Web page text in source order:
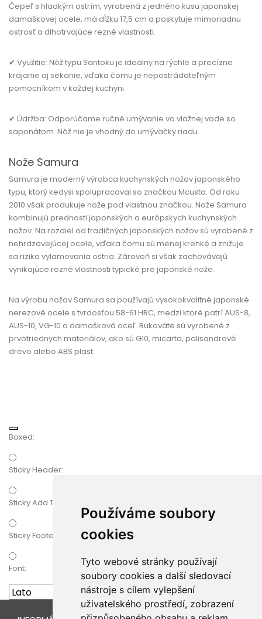
Používáme soubory
cookies
Tyto webové stránky používají
soubory cookies a další sledovací
nástroje s cílem vylepšení
uživatelského prostředí, zobrazení
Čepeľ s hladkým ostrím, vyrobená z jedného kusu japonskej
damaškovej ocele, má dĺžku 17,5 cm a poskytuje mimoriadnu
ostrosť a dlhotrvajúce rezné vlastnosti.
✔ Využitie: Nôž typu Santoku je ideálny na rýchle a precízne
krájanie aj sekanie, vďaka čomu je nepostrádateľným
pomocníkom v každej kuchyni.
✔ Údržba: Odporúčame ručné umývanie vo vlažnej vode so
saponátom. Nôž nie je vhodný do umývačky riadu.
Nože Samura
Samura je moderný výrobca kuchynských nožov japonského
typu, ktorý kedysi spolupracoval so značkou Mcusta. Od roku
2010 však produkuje nože pod vlastnou značkou. Nože Samura
kombinujú prednosti japonských a európskych kuchynských
nožov. Na rozdiel od tradičných japonských nožov sú vyrobené z
nehrdzavejúcej ocele, vďaka čomu sú menej krehké a znižuje
sa riziko vylamovania ostria. Zároveň si však zachovávajú
vynikajúce rezné vlastnosti typické pre japonské nože.
Na výrobu nožov Samura sa používajú vysokokvalitné japonské
nerezové ocele s tvrdosťou 58-61 HRC, medzi ktoré patrí AUS-8,
AUS-10, VG-10 a damašková oceľ. Rukoväte sú vyrobené z
prvotriednych materiálov, ako sú G10, micarta, palisandrové
drevo alebo ABS plast.
Boxed:
Sticky Header:
Sticky Add To Cart
Sticky Footer:
Font: